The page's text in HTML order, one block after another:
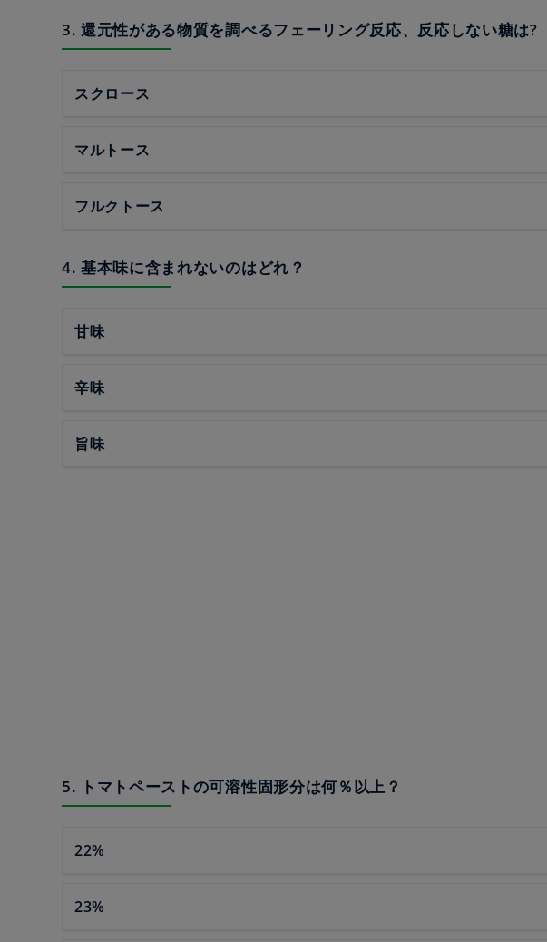
3. 還元性がある物質を調べるフェーリング反応、反応しない糖は?
スクロース
マルトース
フルクトース
4. 基本味に含まれないのはどれ？
甘味
辛味
旨味
5. トマトペーストの可溶性固形分は何％以上？
22%
23%